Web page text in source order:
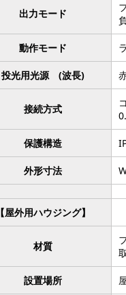
出力モード
動作モード
投光用光源 (波長)
接続方式
保護構造
外形寸法
【屋外用ハウジング】
材質
設置場所